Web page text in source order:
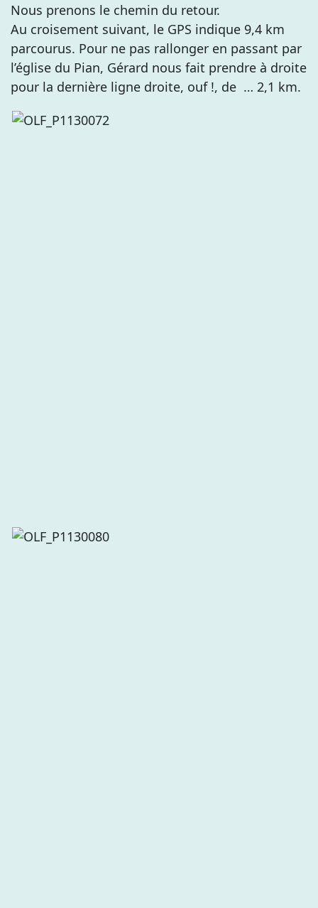
Nous prenons le chemin du retour.
Au croisement suivant, le GPS indique 9,4 km
parcourus. Pour ne pas rallonger en passant par
l’église du Pian, Gérard nous fait prendre à droite
pour la dernière ligne droite, ouf !, de … 2,1 km.